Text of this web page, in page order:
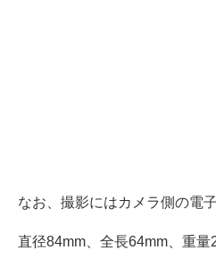
なお、撮影にはカメラ側の電
直径84mm、全長64mm、重量